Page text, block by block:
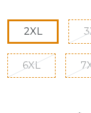
2XL
6XL